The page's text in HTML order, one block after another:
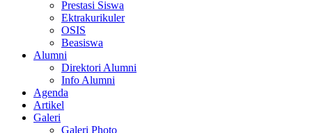
Prestasi Siswa
Ektrakurikuler
OSIS
Beasiswa
Alumni
Direktori Alumni
Info Alumni
Agenda
Artikel
Galeri
Galeri Photo